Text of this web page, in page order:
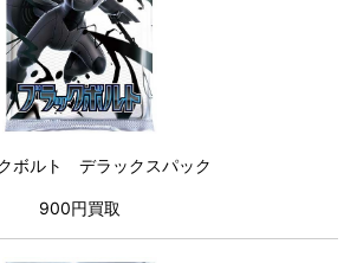
ボルト デラックスパック
900円買取